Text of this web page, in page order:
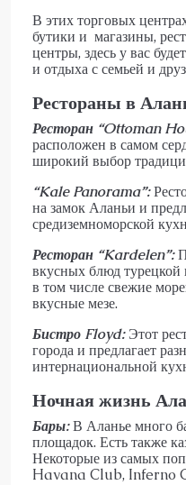
В этих торговых
бутики и магазины,
центры, здесь у вас
и отдыха с семьей и
Рестораны в
Ресторан “Ottoman
расположен в самом
широкий выбор
“Kale Panorama”:
на замок Аланьи и
средиземноморской
Ресторан “Kardelen”:
вкусных блюд турецкой
в том числе свежие
вкусные мезе.
Бистро Floyd:Этот
города и предлагает
интернациональной
Ночная жизнь
Бары:В Аланье много
площадок. Есть также
Некоторые из самых
Havana Club, Inferno